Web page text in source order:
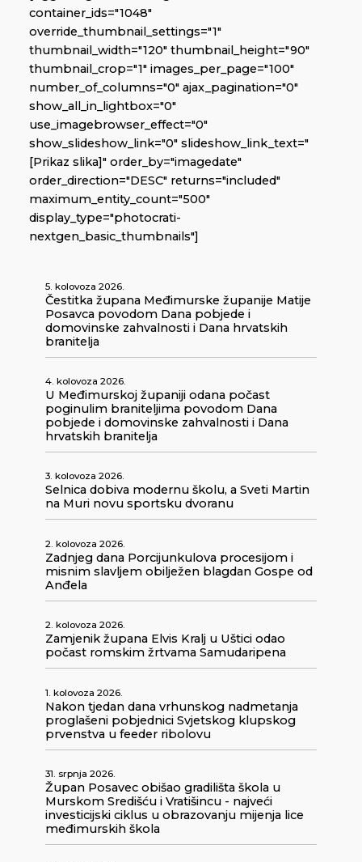
container_ids="1048"
override_thumbnail_settings="1"
thumbnail_width="120" thumbnail_height="90"
thumbnail_crop="1" images_per_page="100"
number_of_columns="0" ajax_pagination="0"
show_all_in_lightbox="0"
use_imagebrowser_effect="0"
show_slideshow_link="0" slideshow_link_text="
[Prikaz slika]" order_by="imagedate"
order_direction="DESC" returns="included"
maximum_entity_count="500"
display_type="photocrati-
nextgen_basic_thumbnails"]
5. kolovoza 2026.
Čestitka župana Međimurske županije Matije
Posavca povodom Dana pobjede i
domovinske zahvalnosti i Dana hrvatskih
branitelja
4. kolovoza 2026.
U Međimurskoj županiji odana počast
poginulim braniteljima povodom Dana
pobjede i domovinske zahvalnosti i Dana
hrvatskih branitelja
3. kolovoza 2026.
Selnica dobiva modernu školu, a Sveti Martin
na Muri novu sportsku dvoranu
2. kolovoza 2026.
Zadnjeg dana Porcijunkulova procesijom i
misnim slavljem obilježen blagdan Gospe od
Anđela
2. kolovoza 2026.
Zamjenik župana Elvis Kralj u Uštici odao
počast romskim žrtvama Samudaripena
1. kolovoza 2026.
Nakon tjedan dana vrhunskog nadmetanja
proglašeni pobjednici Svjetskog klupskog
prvenstva u feeder ribolovu
31. srpnja 2026.
Župan Posavec obišao gradilišta škola u
Murskom Središću i Vratišincu - najveći
investicijski ciklus u obrazovanju mijenja lice
međimurskih škola